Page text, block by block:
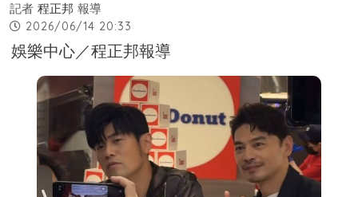
記者 程正邦 報導
2026/06/14 20:33
娛樂中心／程正邦報導